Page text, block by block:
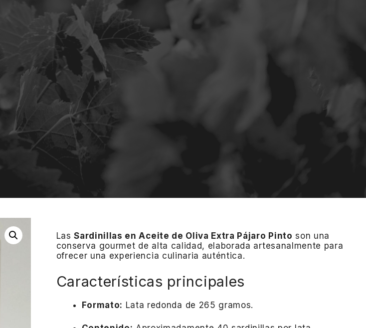
LasSardinillas en Aceite de Oliva Extra Pájaro Pinto son una
conserva gourmet de alta calidad, elaborada artesanalmente para
ofrecer una experiencia culinaria auténtica.
Características principales
Formato: Lata redonda de 265 gramos.